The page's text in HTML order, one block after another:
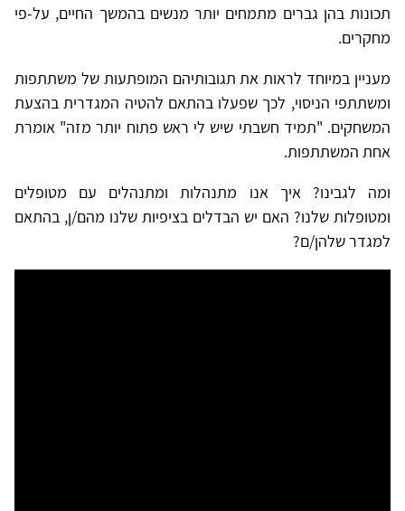
תכונות בהן גברים מתמחים יותר מנשים בהמשך החיים, על-פי
מחקרים.
מעניין במיוחד לראות את תגובותיהם המופתעות של משתתפות
ומשתתפי הניסוי, לכך שפעלו בהתאם להטיה המגדרית בהצעת
המשחקים. "תמיד חשבתי שיש לי ראש פתוח יותר מזה" אומרת
אחת המשתתפות.
ומה לגבינו? איך אנו מתנהלות ומתנהלים עם מטופלים
ומטופלות שלנו? האם יש הבדלים בציפיות שלנו מהם/ן, בהתאם
למגדר שלהן/ם?